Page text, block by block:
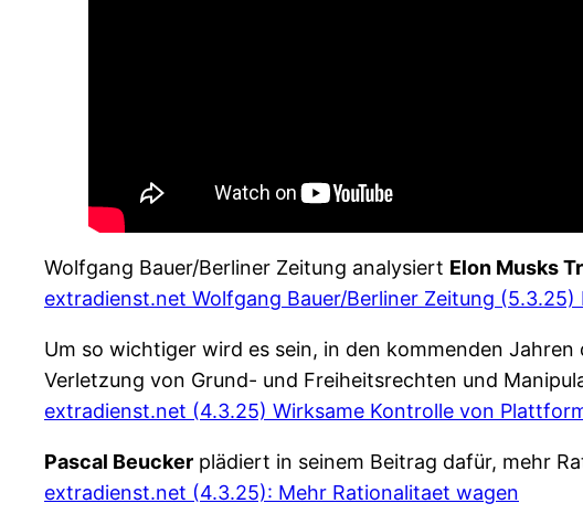
Wolfgang Bauer/Berliner Zeitung analysiert Elon Musks
extradienst.net Wolfgang Bauer/Berliner Zeitung
Um so wichtiger wird es sein, in den kommenden
Verletzung von Grund- und Freiheitsrechten und
extradienst.net (4.3.25) Wirksame Kontrolle von
Pascal Beucker plädiert in seinem Beitrag dafür, mehr
extradienst.net (4.3.25): Mehr Rationalitaet wagen